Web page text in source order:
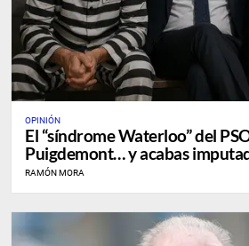
OPINIÓN
El “síndrome Waterloo” del
Puigdemont… y acabas
RAMÓN MORA